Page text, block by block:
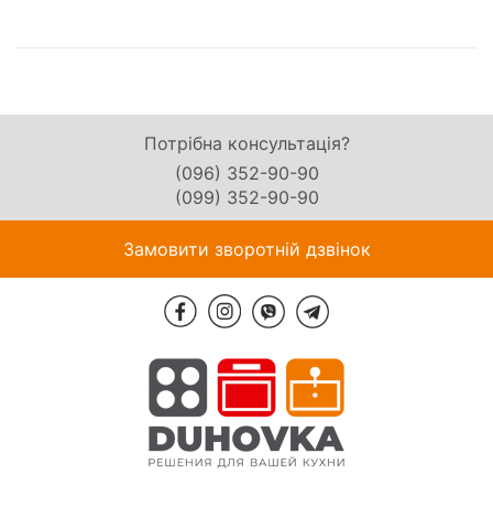
Потрібна консультація?
(096) 352-90-90
(099) 352-90-90
Замовити зворотній дзвінок